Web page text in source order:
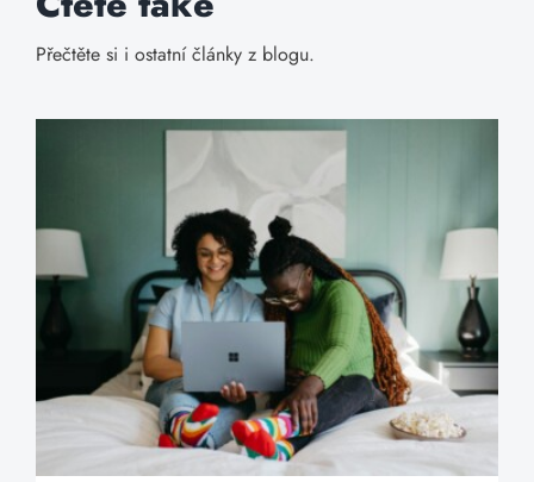
Přečtěte si i ostatní články z blogu.